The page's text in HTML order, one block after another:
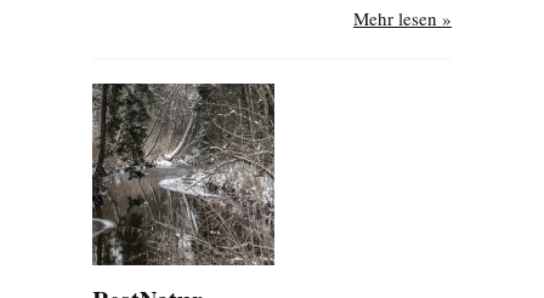
Mehr lesen »